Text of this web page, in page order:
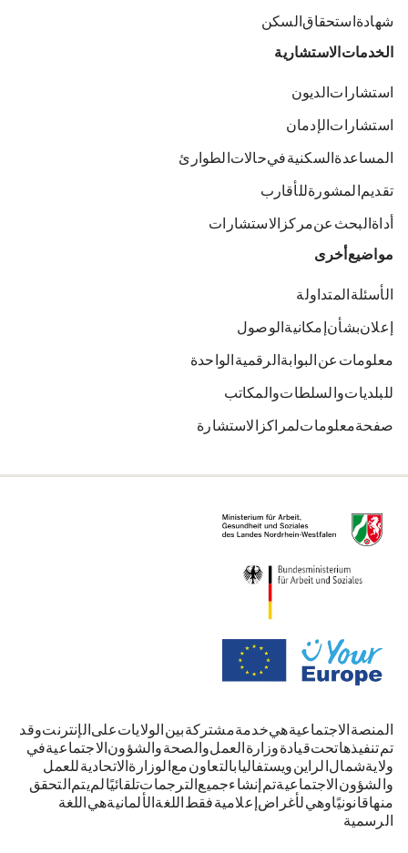
شهادة استحقاق السكن
الخدمات الاستشارية
استشارات الديون
استشارات الإدمان
المساعدة السكنية في حالات الطوارئ
تقديم المشورة للأقارب
أداة البحث عن مركز الاستشارات
مواضيع أخرى
الأسئلة المتداولة
إعلان بشأن إمكانية الوصول
معلومات عن البوابة الرقمية الواحدة
للبلديات والسلطات والمكاتب
صفحة معلومات لمراكز الاستشارة
المنصة الاجتماعية هي خدمة مشتركة بين الولايات على الإنترنت. وقد
تم تنفيذها تحت قيادة وزارة العمل والصحة والشؤون الاجتماعية في
ولاية شمال الراين-ويستفاليا بالتعاون مع الوزارة الاتحادية للعمل
والشؤون الاجتماعية. تم إنشاء جميع الترجمات تلقائيًا. لم يتم التحقق
منها قانونيًا وهي لأغراض إعلامية فقط. اللغة الألمانية هي اللغة
الرسمية.